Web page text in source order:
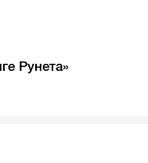
Рунета»